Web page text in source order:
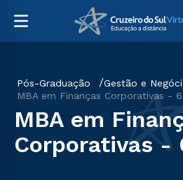
Pós-Graduação
Gestão e
MBA em Finanças Corporativas -
MBA em
Corporativas -